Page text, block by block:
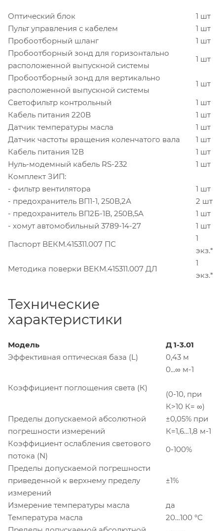
Оптический блок
1 шт
Пульт управления с кабелем
1 шт
Пробоотборный шланг
1 шт
Пробоотборный зонд для горизонтально
расположенной выпускной системы
1 шт
Пробоотборный зонд для вертикально
расположенной выпускной системы
1 шт
Светофильтр контрольный
1 шт
Кабель питания 220В
1 шт
Датчик температуры масла
1 шт
Датчик частоты вращения коленчатого вала
1 шт
Кабель питания 12В
1 шт
Нуль-модемный кабель RS-232
1 шт
Комплект ЗИП:
- фильтр вентилятора
- предохранитель ВП1-1, 250В,2А
- предохранитель ВП2Б-1В, 250В,5А
- хомут автомобильный 3789-14-27
1 шт
2 шт
1 шт
1 шт
Паспорт ВЕКМ.415311.007 ПС
1
экз.*
Методика поверки ВЕКМ.415311.007 ДЛ
1
экз.*
Технические
характеристики
Модель
Д 1-3.01
Эффективная оптическая база (L)
0,43 м
Коэффициент поглощения света (К)
0...∞ м-1
(0-10, при
К>10 К= ∞)
Пределы допускаемой абсолютной
погрешности измерений
±0,05% при
К=1,6…1,8 м-1
Коэффициент ослабления светового
потока (N)
0-100%
Пределы допускаемой погрешности
приведенной к верхнему пределу
измерений
±1%
Измерение температуры масла
да
Температура масла
20…100 °С